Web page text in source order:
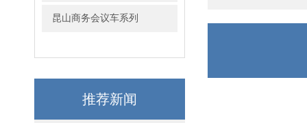
昆山商务会议车系列
推荐新闻